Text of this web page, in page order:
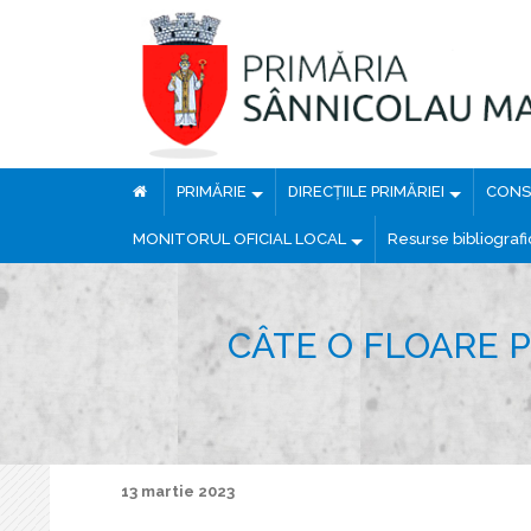
PRIMĂRIE DIRECȚIILE PRIMĂRIEI
MONITORUL OFICIAL LOCAL Resurse
CÂTE O FLOARE
13 martie 2023